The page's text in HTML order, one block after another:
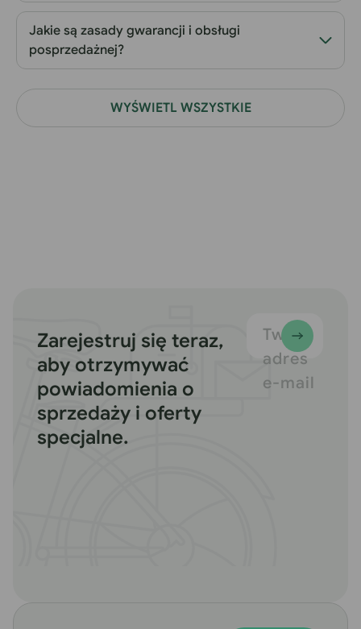
Jakie są zasady gwarancji i obsługi
posprzedażnej?
WYŚWIETL WSZYSTKIE
Zarejestruj się teraz,
aby otrzymywać
powiadomienia o
sprzedaży i oferty
specjalne.
Twój
adres
e-mail